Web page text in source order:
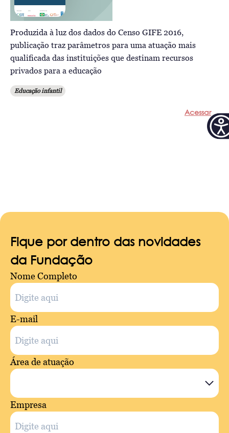
Produzida à luz dos dados do Censo GIFE 2016,
publicação traz parâmetros para uma atuação mais
qualificada das instituições que destinam recursos
privados para a educação
Educação infantil
Acessar
Fique por dentro das novidades
da Fundação
Nome Completo
E-mail
Área de atuação
Empresa